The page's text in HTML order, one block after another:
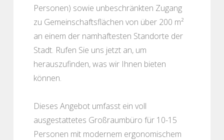
Personen) sowie unbeschränkten Zugang
zu Gemeinschaftsflächen von über 200 m²
an einem der namhaftesten Standorte der
Stadt. Rufen Sie uns jetzt an, um
herauszufinden, was wir Ihnen bieten
können.
Dieses Angebot umfasst ein voll
ausgestattetes Großraumbüro für 10-15
Personen mit modernem ergonomischem